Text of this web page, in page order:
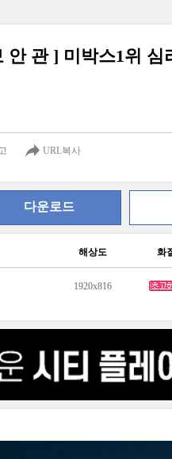
관 ] 미박스1위 심
URL복사
다운로드
해상도 화
1920x816